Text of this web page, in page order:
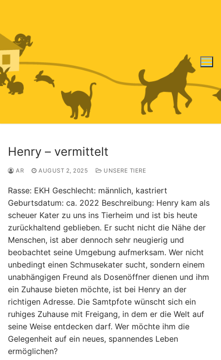
Henry – vermittelt
AR AUGUST 2, 2025 UNSERE TIERE
Rasse: EKH Geschlecht: männlich, kastriert
Geburtsdatum: ca. 2022 Beschreibung: Henry kam als
scheuer Kater zu uns ins Tierheim und ist bis heute
zurückhaltend geblieben. Er sucht nicht die Nähe der
Menschen, ist aber dennoch sehr neugierig und
beobachtet seine Umgebung aufmerksam. Wer nicht
unbedingt einen Schmusekater sucht, sondern einem
unabhängigen Freund als Dosenöffner dienen und ihm
ein Zuhause bieten möchte, ist bei Henry an der
richtigen Adresse. Die Samtpfote wünscht sich ein
ruhiges Zuhause mit Freigang, in dem er die Welt auf
seine Weise entdecken darf. Wer möchte ihm die
Gelegenheit auf ein neues, spannendes Leben
ermöglichen?